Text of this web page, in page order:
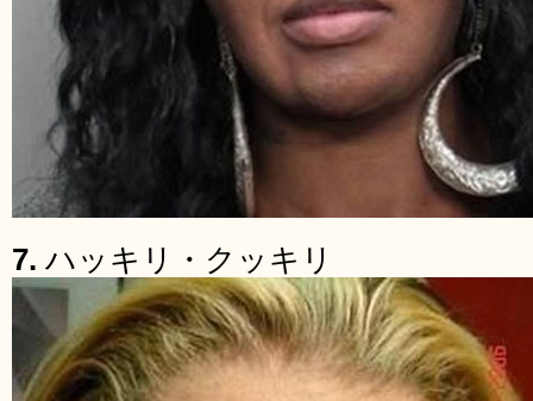
7. ハッキリ・クッキリ